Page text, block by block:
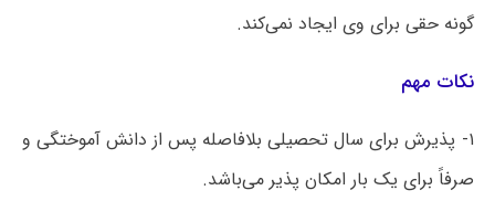
گونه حقی برای وی ایجاد نمی‌کند.
نکات مهم
۱- پذیرش برای سال تحصیلی بلافاصله پس از دانش آموختگی و
صرفاً برای یک بار امکان پذیر می‌باشد.